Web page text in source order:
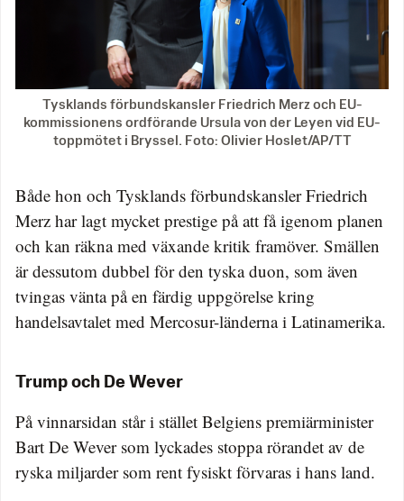
Tysklands förbundskansler Friedrich Merz och EU-
kommissionens ordförande Ursula von der Leyen vid EU-
toppmötet i Bryssel. Foto: Olivier Hoslet/AP/TT
Både hon och Tysklands förbundskansler Friedrich
Merz har lagt mycket prestige på att få igenom planen
och kan räkna med växande kritik framöver. Smällen
är dessutom dubbel för den tyska duon, som även
tvingas vänta på en färdig uppgörelse kring
handelsavtalet med Mercosur-länderna i Latinamerika.
Trump och De Wever
På vinnarsidan står i stället Belgiens premiärminister
Bart De Wever som lyckades stoppa rörandet av de
ryska miljarder som rent fysiskt förvaras i hans land.